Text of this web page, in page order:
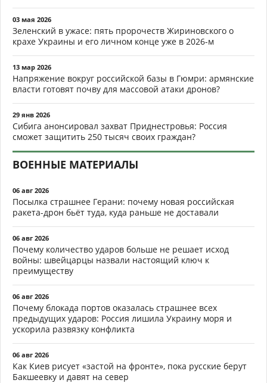
03 мая 2026
Зеленский в ужасе: пять пророчеств Жириновского о
крахе Украины и его личном конце уже в 2026-м
13 мар 2026
Напряжение вокруг российской базы в Гюмри: армянские
власти готовят почву для массовой атаки дронов?
29 янв 2026
Сибига анонсировал захват Приднестровья: Россия
сможет защитить 250 тысяч своих граждан?
ВОЕННЫЕ МАТЕРИАЛЫ
06 авг 2026
Посылка страшнее Герани: почему новая российская
ракета-дрон бьёт туда, куда раньше не доставали
06 авг 2026
Почему количество ударов больше не решает исход
войны: швейцарцы назвали настоящий ключ к
преимуществу
06 авг 2026
Почему блокада портов оказалась страшнее всех
предыдущих ударов: Россия лишила Украину моря и
ускорила развязку конфликта
06 авг 2026
Как Киев рисует «застой на фронте», пока русские берут
Бакшеевку и давят на север